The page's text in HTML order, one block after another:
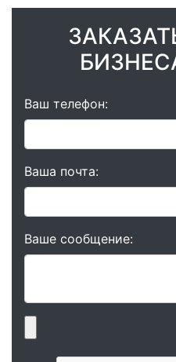
Ваш телефон:
Ваша почта:
Ваше сообщение: